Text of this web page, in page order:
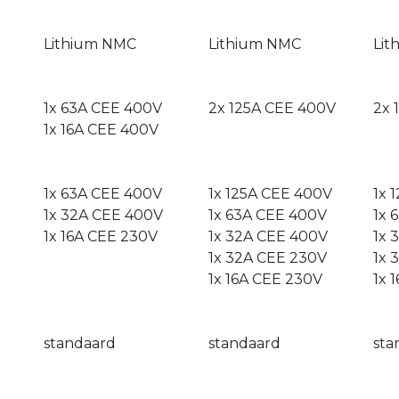
Lithium NMC
​1x 63A CEE 400V
1x 16A CEE 400V
1x 63A CEE 400V
1x 32A CEE 400V
1x 16A CEE 230V
standaard
Lithium NMC
​2x 125A CEE 400V
1x 125A CEE 400V
1x 63A CEE 400V
1x 32A CEE 400V
1x 32A CEE 230V
1x 16A CEE 230V
standaard
2x
1x
1x
1x
1x
1x